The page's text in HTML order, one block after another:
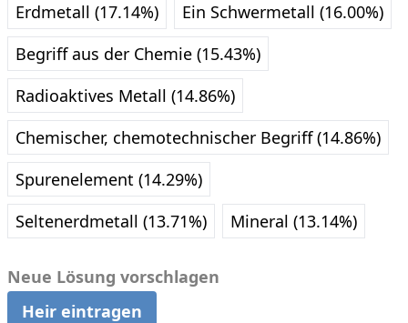
Erdmetall (17.14%)
Ein Schwermetall (16.00%)
Begriff aus der Chemie (15.43%)
Radioaktives Metall (14.86%)
Chemischer, chemotechnischer Begriff (14.86%)
Spurenelement (14.29%)
Seltenerdmetall (13.71%)
Mineral (13.14%)
Neue Lösung vorschlagen
Heir eintragen